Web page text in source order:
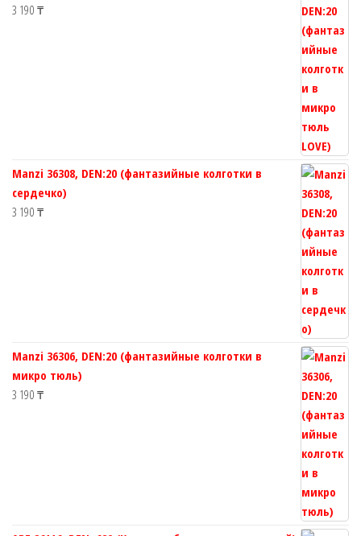
3 190 ₸
Manzi 36308, DEN:20 (фантазийные колготки в
сердечко)
3 190 ₸
Manzi 36306, DEN:20 (фантазийные колготки в
микро тюль)
3 190 ₸